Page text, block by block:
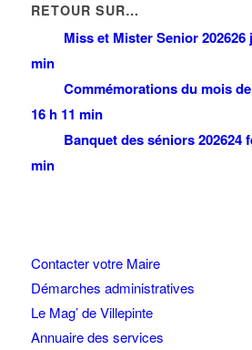
RETOUR SUR…
Miss et Mister Senior 202626
min
Commémorations du mois
16 h 11 min
Banquet des séniors 202624
min
Contacter votre Maire
Démarches administratives
Le Mag’ de Villepinte
Annuaire des services